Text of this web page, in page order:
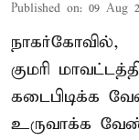
Published on: 09 Aug
நாகர்கோவில்,
குமரி
கடைபிடிக்க
உருவாக்க